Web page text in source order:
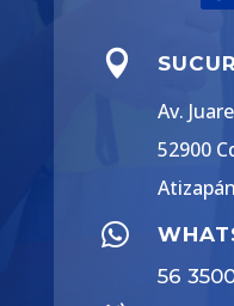

Av.
52900

56